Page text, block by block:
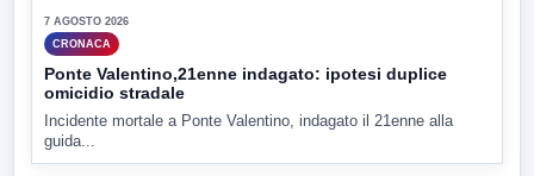
7 AGOSTO 2026
CRONACA
Ponte Valentino,21enne indagato: ipotesi duplice
omicidio stradale
Incidente mortale a Ponte Valentino, indagato il 21enne alla
guida...